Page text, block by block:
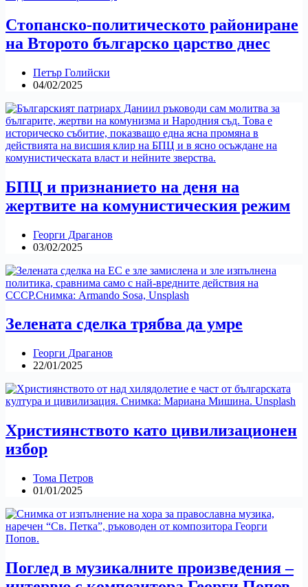
Стопанско-политическото райониране
на Второто българско царство днес
Петър Голийски
04/02/2025
БПЦ и признанието на деня на
жертвите на комунистическия режим
Георги Драганов
03/02/2025
Зелената сделка трябва да умре
Георги Драганов
22/01/2025
Християнството като цивилизационен
избор
Тома Петров
01/01/2025
Поглед в музикалните произведения –